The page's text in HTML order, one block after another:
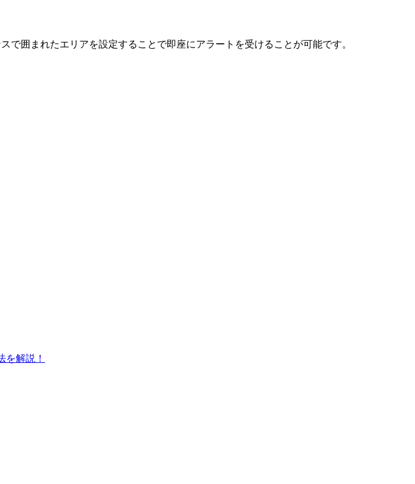
囲まれたエリアを設定することで即座にアラートを受けることが可能です。
解説！